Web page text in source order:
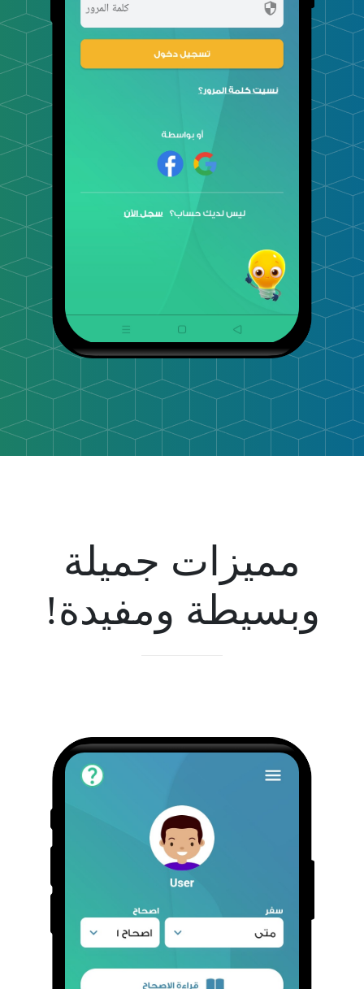
مميزات جميلة
وبسيطة ومفيدة!